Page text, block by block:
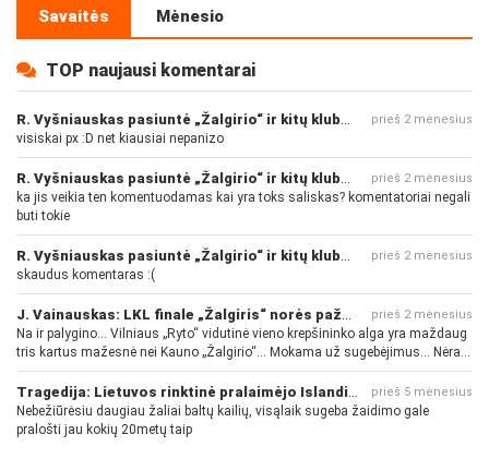
Savaitės Mėnesio
TOP naujausi komentarai
prieš 2 mėnesius
visiskai px :D net kiausiai nepanizo
prieš 2 mėnesius
ka jis veikia ten komentuodamas kai yra toks saliskas? komentatoriai negali
buti tokie
prieš 2 mėnesius
skaudus komentaras :(
prieš 2 mėnesius
Na ir palygino... Vilniaus „Ryto“ vidutinė vieno krepšininko alga yra maždaug
tris kartus mažesnė nei Kauno „Žalgirio“... Mokama už sugebėjimus... Nėra
pinigų - nėra gerų žaidėjų...
prieš 5 mėnesius
Nebežiūrėsiu daugiau žaliai baltų kailių, visąlaik sugeba žaidimo gale
pralošti jau kokių 20metų taip